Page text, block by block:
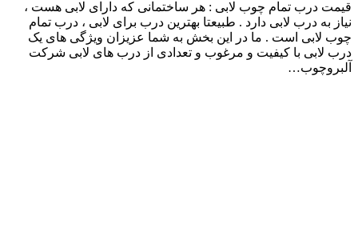
قیمت درب تمام چوب لابی : هر ساختمانی که دارای لابی هست ،
نیاز به درب لابی دارد . طبیعتا بهترین درب برای لابی ، درب تمام
چوب لابی است . ما در این بخش به شما عزیزان ویژگی های یک
درب لابی با کیفیت و مرغوب و تعدادی از درب های لابی شرکت
آلبروچوب…